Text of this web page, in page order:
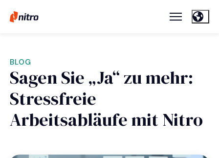
BLOG
Sagen Sie „Ja“ zu mehr:
Stressfreie
Arbeitsabläufe mit Nitro